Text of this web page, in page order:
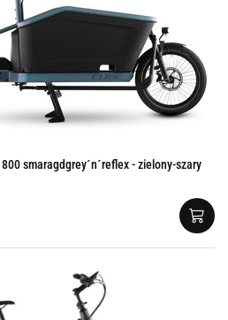
smaragdgrey´n´reflex - zielony-szary